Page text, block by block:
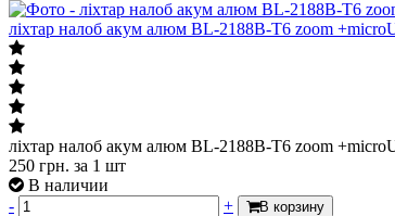
ліхтар налоб акум алюм BL-2188B-T6 zoom
ліхтар налоб акум алюм BL-2188B-T6 zoom
250 грн. за 1 шт
В наличии
-
+ В корзину